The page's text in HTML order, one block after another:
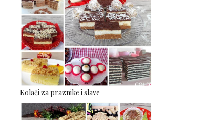
Kolači za praznike i slave